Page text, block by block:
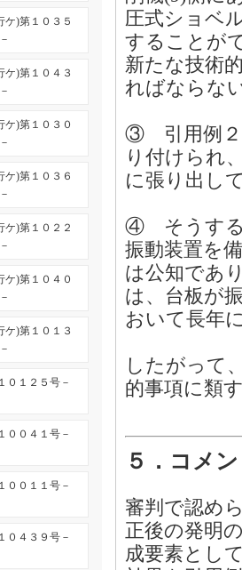
圧式ショベ
することが
新たな技術
ればならな
③ 引用例２
り付けられ
に張り出し
④ そうする
振動装置を
は公知であ
は、台板が
おいて長年
したがって
的事項に類
５．コメ
審判で認め
正後の発明
成要素とし
ケ)第１０３５
ケ)第１０４３
ケ)第１０３０
ケ)第１０３６
ケ)第１０２２
ケ)第１０４０
ケ)第１０１３
０１２５号－
００４１号－
００１１号－
０４３９号－